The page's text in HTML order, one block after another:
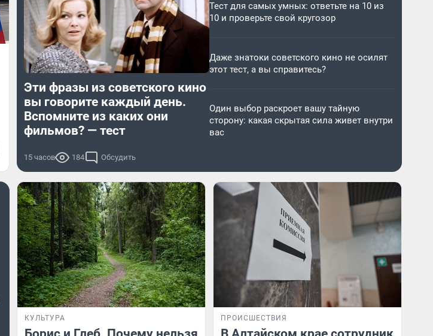
Эти фразы из советского кино
вы говорите каждый день.
Вспомните из каких они
фильмов? — тест
15 часов 184 Обсудить
Тест для самых умных: ответьте на 10 из
10 и проверьте свой кругозор
Даже знатоки советского кино не осилят
этот тест, а вы справитесь?
Один выбор раскроет вашу тайную
сторону: какая скрытая сила живет внутри
вас
КУЛЬТУРА ПРОИСШЕСТВИЯ